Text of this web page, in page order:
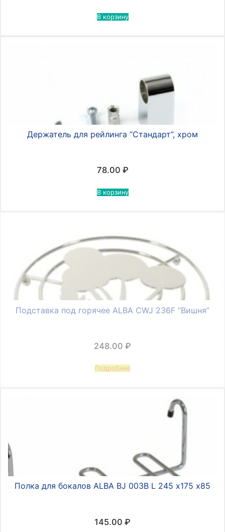
В корзину
Держатель для рейлинга “Стандарт”, хром
78.00 ₽
В корзину
Подставка под горячее ALBA CWJ 236F “Вишня”
248.00 ₽
Подробнее
Полка для бокалов ALBA BJ 003В L 245 х175 х85
145.00 ₽